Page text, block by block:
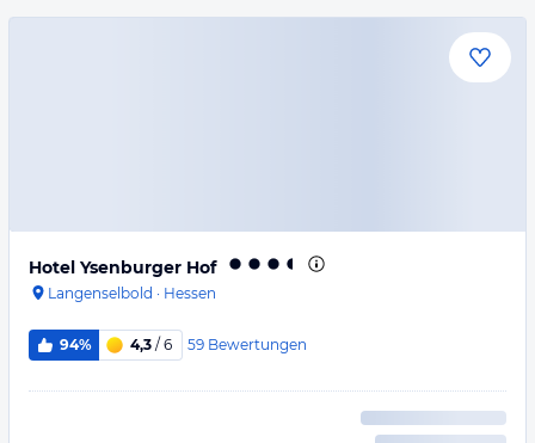
Hotel Ysenburger Hof
Langenselbold · Hessen
94% 4,3 / 6 59 Bewertungen